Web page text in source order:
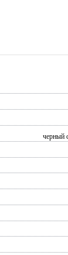
черный